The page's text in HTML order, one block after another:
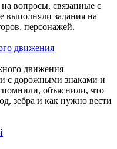
вопросы, связанные с
выполняли задания на
персонажей.
движения
с дорожными знаками и
объяснили, что
зебра и как нужно вести